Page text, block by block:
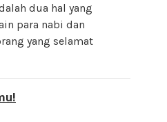
dua hal yang
para nabi dan
yang selamat